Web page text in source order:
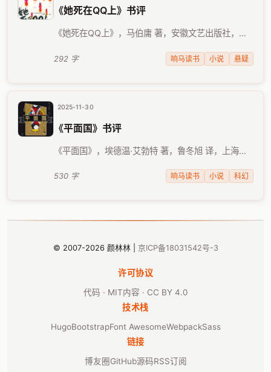
《她死在QQ上》书评
《她死在QQ上》，马伯庸 著，安徽文艺出版社，
风格，看出版日期，果然是他的早期作品。悬疑的定
者，这种 …
292 字 响马读书 小说 悬疑
2025-11-30
《平面国》书评
《平面国》，埃德温·艾勃特 著，鲁冬旭 译，上海文
过这本书，听过关于这本书的基本设定，也因此设想
几何 …
530 字 响马读书 小说 科幻
© 2007-2026 颜林林 | 京ICP备18031542号-3
许可协议
代码 · MIT内容 · CC BY 4.0
技术栈
HugoBootstrapFont AwesomeWebpackSass
链接
博友圈GitHub源码RSS订阅